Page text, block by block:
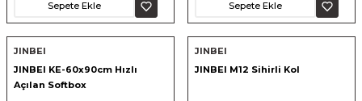
Sepete Ekle Sepete Ekle
JINBEI
JINBEI KE-60x90cm Hızlı
Açılan Softbox
JINBEI
JINBEI M12 Sihirli Kol